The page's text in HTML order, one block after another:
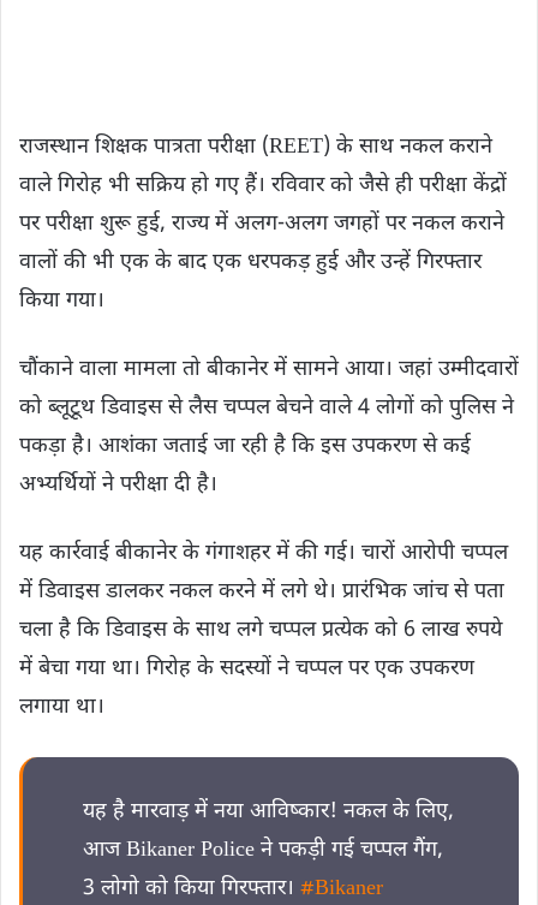
राजस्थान शिक्षक पात्रता परीक्षा (REET) के साथ नकल कराने
वाले गिरोह भी सक्रिय हो गए हैं। रविवार को जैसे ही परीक्षा केंद्रों
पर परीक्षा शुरू हुई, राज्य में अलग-अलग जगहों पर नकल कराने
वालों की भी एक के बाद एक धरपकड़ हुई और उन्हें गिरफ्तार
किया गया।
चौंकाने वाला मामला तो बीकानेर में सामने आया। जहां उम्मीदवारों
को ब्लूटूथ डिवाइस से लैस चप्पल बेचने वाले 4 लोगों को पुलिस ने
पकड़ा है। आशंका जताई जा रही है कि इस उपकरण से कई
अभ्यर्थियों ने परीक्षा दी है।
यह कार्रवाई बीकानेर के गंगाशहर में की गई। चारों आरोपी चप्पल
में डिवाइस डालकर नकल करने में लगे थे। प्रारंभिक जांच से पता
चला है कि डिवाइस के साथ लगे चप्पल प्रत्येक को 6 लाख रुपये
में बेचा गया था। गिरोह के सदस्यों ने चप्पल पर एक उपकरण
लगाया था।
यह है मारवाड़ में नया आविष्कार! नकल के लिए,
आज Bikaner Police ने पकड़ी गई चप्पल गैंग,
3 लोगो को किया गिरफ्तार। #Bikaner